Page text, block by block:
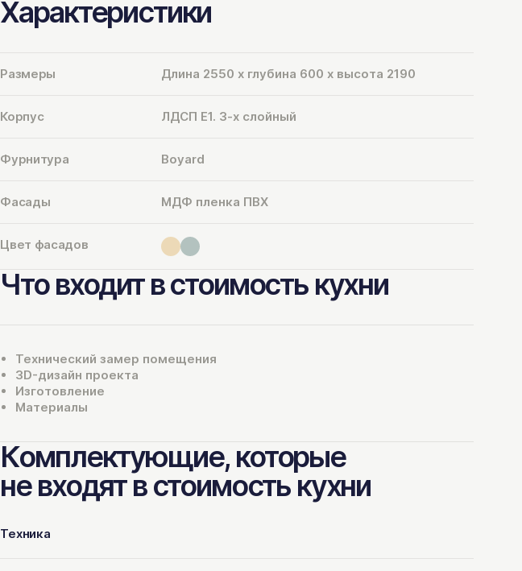
Характеристики
Размеры Длина 2550 х глубина 600 х высота 2190
Корпус ЛДСП Е1. 3-х слойный
Фурнитура Boyard
Фасады МДФ пленка ПВХ
Цвет фасадов
Что входит в стоимость кухни
Технический замер помещения
3D-дизайн проекта
Изготовление
Материалы
Комплектующие, которые
не входят в стоимость кухни
Техника